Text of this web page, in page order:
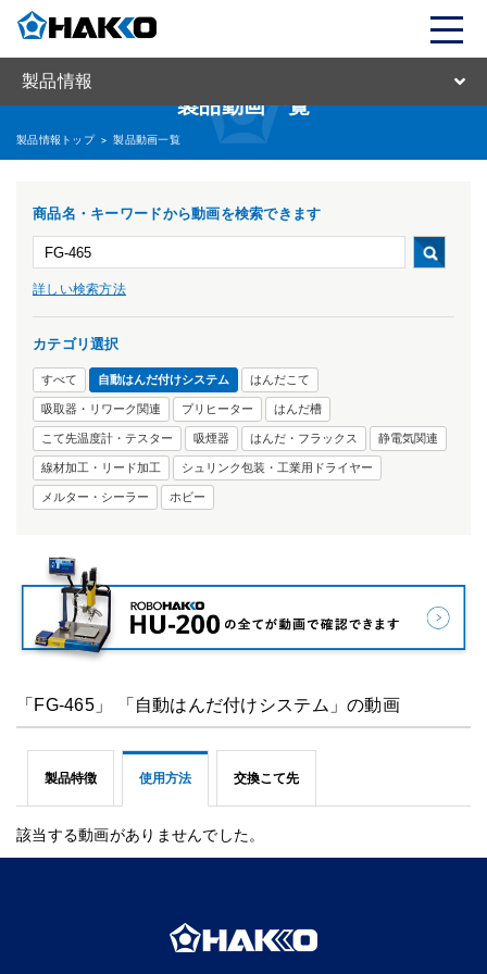
製品情報
製品動画一覧
製品情報トップ > 製品動画一覧
商品名・キーワードから動画を検索できます
詳しい検索方法
カテゴリ選択
すべて 自動はんだ付けシステム はんだこて
吸取器・リワーク関連 プリヒーター はんだ槽
こて先温度計・テスター 吸煙器 はんだ・フラックス 静電気関連
線材加工・リード加工 シュリンク包装・工業用ドライヤー
メルター・シーラー ホビー
「FG-465」 「自動はんだ付けシステム」の動画
製品特徴 使用方法 交換こて先
該当する動画がありませんでした。